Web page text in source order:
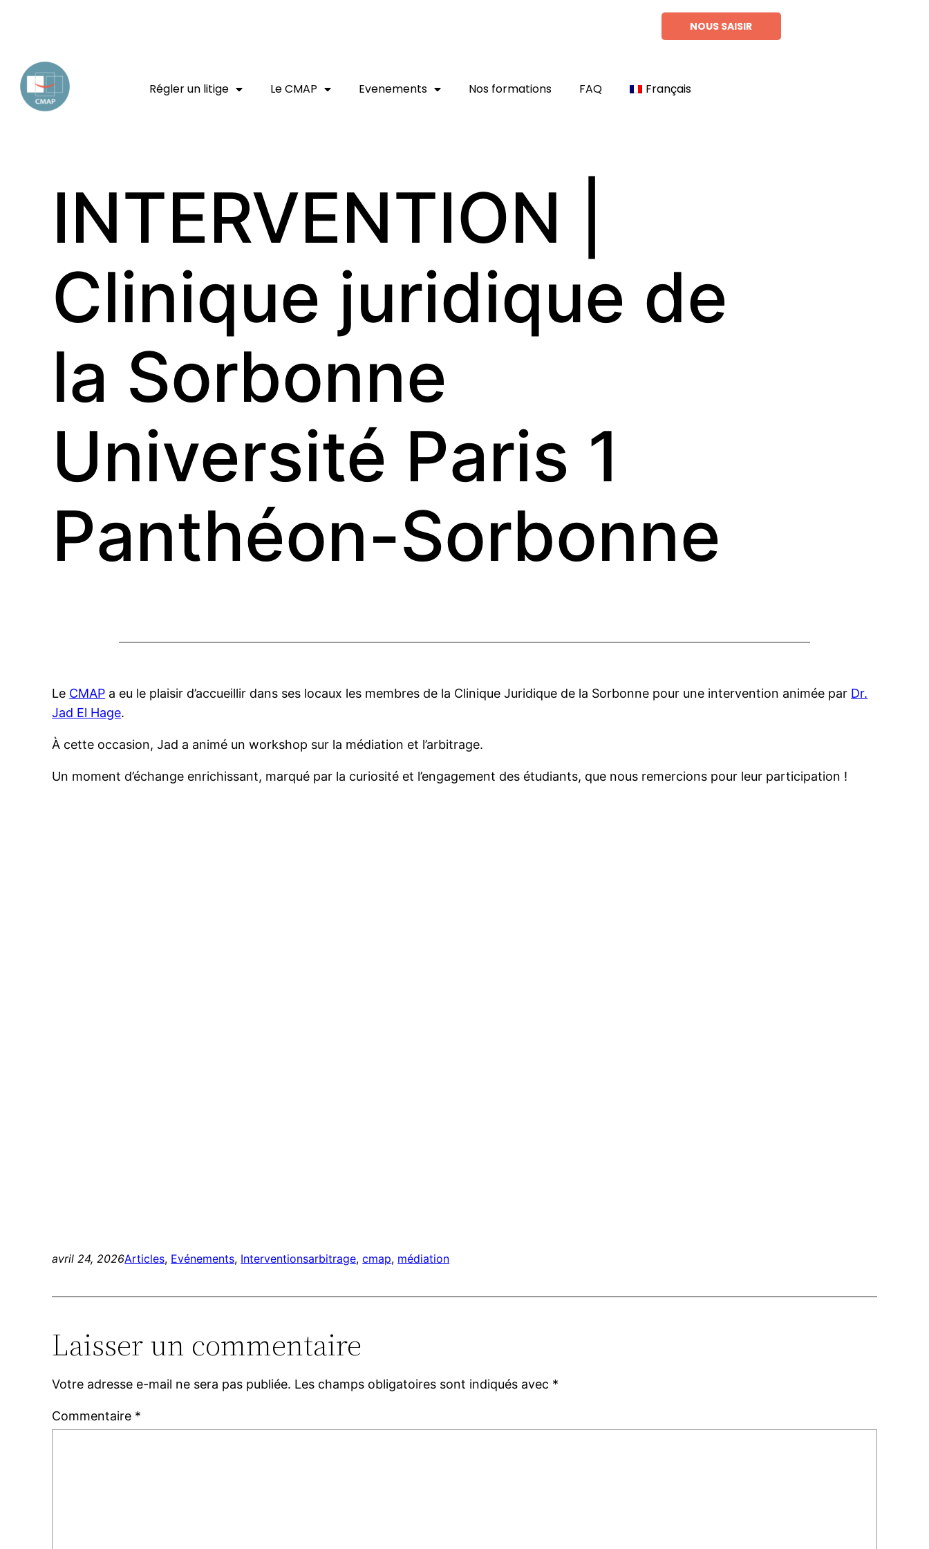
NOUS SAISIR
Régler un litige Le CMAP Evenements Nos formations FAQ Français
INTERVENTION |
Clinique juridique de
la Sorbonne
Université Paris 1
Panthéon-Sorbonne
Le CMAP a eu le plaisir d’accueillir dans ses locaux les membres de la Clinique Juridique de la Sorbonne pour une intervention animée par Dr.
Jad El Hage.
À cette occasion, Jad a animé un workshop sur la médiation et l’arbitrage.
Un moment d’échange enrichissant, marqué par la curiosité et l’engagement des étudiants, que nous remercions pour leur participation !
avril 24, 2026Articles, Evénements, Interventionsarbitrage, cmap, médiation
Laisser un commentaire
Votre adresse e-mail ne sera pas publiée. Les champs obligatoires sont indiqués avec *
Commentaire *